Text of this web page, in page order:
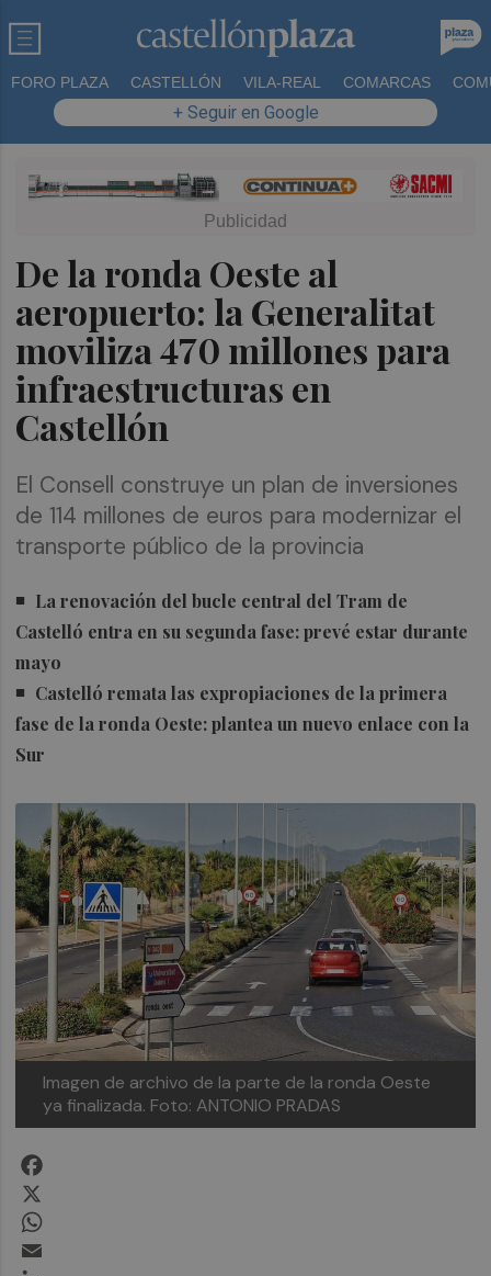
FORO PLAZA CASTELLÓN VILA-REAL COMARCAS
+ Seguir en Google
De la ronda Oeste al
aeropuerto: la Generalitat
moviliza 470 millones para
infraestructuras en
Castellón
El Consell construye un plan de inversiones
de 114 millones de euros para modernizar el
transporte público de la provincia
La renovación del bucle central del Tram de
Castelló entra en su segunda fase: prevé estar durante
mayo
Castelló remata las expropiaciones de la primera
fase de la ronda Oeste: plantea un nuevo enlace con la
Sur
Imagen de archivo de la parte de la ronda Oeste
ya finalizada. Foto: ANTONIO PRADAS